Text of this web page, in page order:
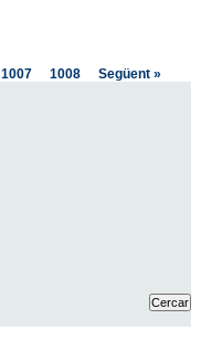
1007 1008 Següent »